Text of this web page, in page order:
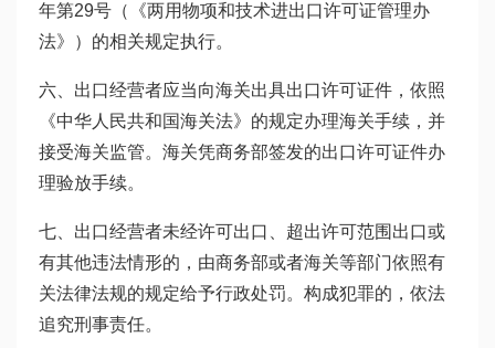
年第29号（《两用物项和技术进出口许可证管理办
法》）的相关规定执行。
六、出口经营者应当向海关出具出口许可证件，依照
《中华人民共和国海关法》的规定办理海关手续，并
接受海关监管。海关凭商务部签发的出口许可证件办
理验放手续。
七、出口经营者未经许可出口、超出许可范围出口或
有其他违法情形的，由商务部或者海关等部门依照有
关法律法规的规定给予行政处罚。构成犯罪的，依法
追究刑事责任。